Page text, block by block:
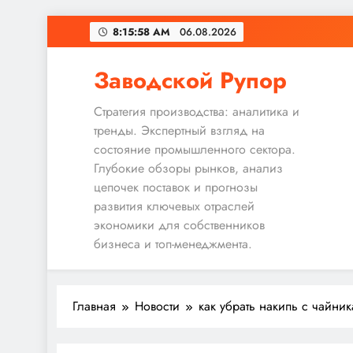
Перейти
к
8:15:59 AM 06.08.2026
Заводской Рупор
Стратегия производства: аналитика и
тренды. Экспертный взгляд на
состояние промышленного сектора.
Глубокие обзоры рынков, анализ
цепочек поставок и прогнозы
развития ключевых отраслей
экономики для собственников
бизнеса и топ-менеджмента.
Главная Новости как убрать накипь с